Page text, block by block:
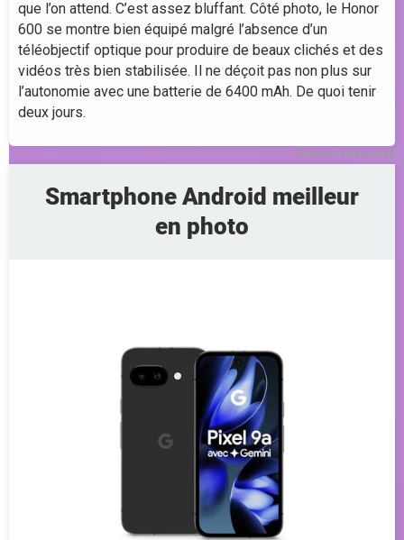
que l’on attend. C’est assez bluffant. Côté photo, le Honor
600 se montre bien équipé malgré l’absence d’un
téléobjectif optique pour produire de beaux clichés et des
vidéos très bien stabilisée. Il ne déçoit pas non plus sur
l’autonomie avec une batterie de 6400 mAh. De quoi tenir
deux jours.
Contenu sponsorisé
Smartphone Android meilleur
en photo